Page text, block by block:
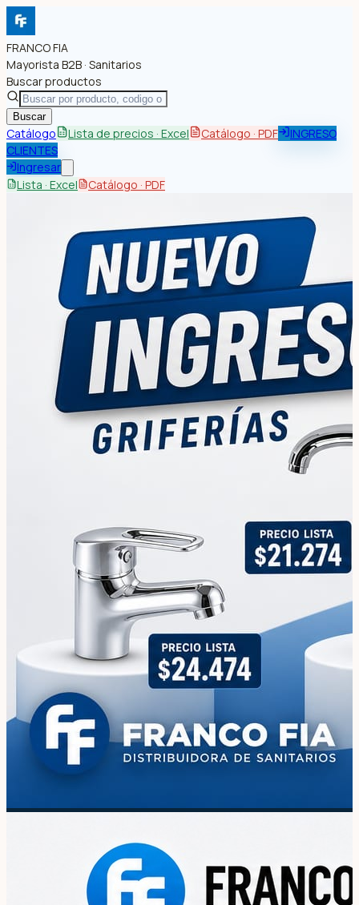
FRANCO FIA
Mayorista B2B · Sanitarios
Buscar productos
Buscar
Catálogo Lista de precios · Excel Catálogo · PDF
INGRESO
CLIENTES
Ingresar
Lista · Excel
Catálogo · PDF